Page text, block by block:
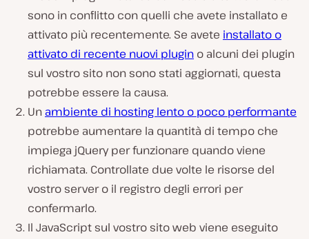
sono in conflitto con quelli che avete installato e
attivato più recentemente. Se avete installato o
attivato di recente nuovi plugin o alcuni dei plugin
sul vostro sito non sono stati aggiornati, questa
potrebbe essere la causa.
Un ambiente di hosting lento o poco performante
potrebbe aumentare la quantità di tempo che
impiega jQuery per funzionare quando viene
richiamata. Controllate due volte le risorse del
vostro server o il registro degli errori per
confermarlo.
Il JavaScript sul vostro sito web viene eseguito